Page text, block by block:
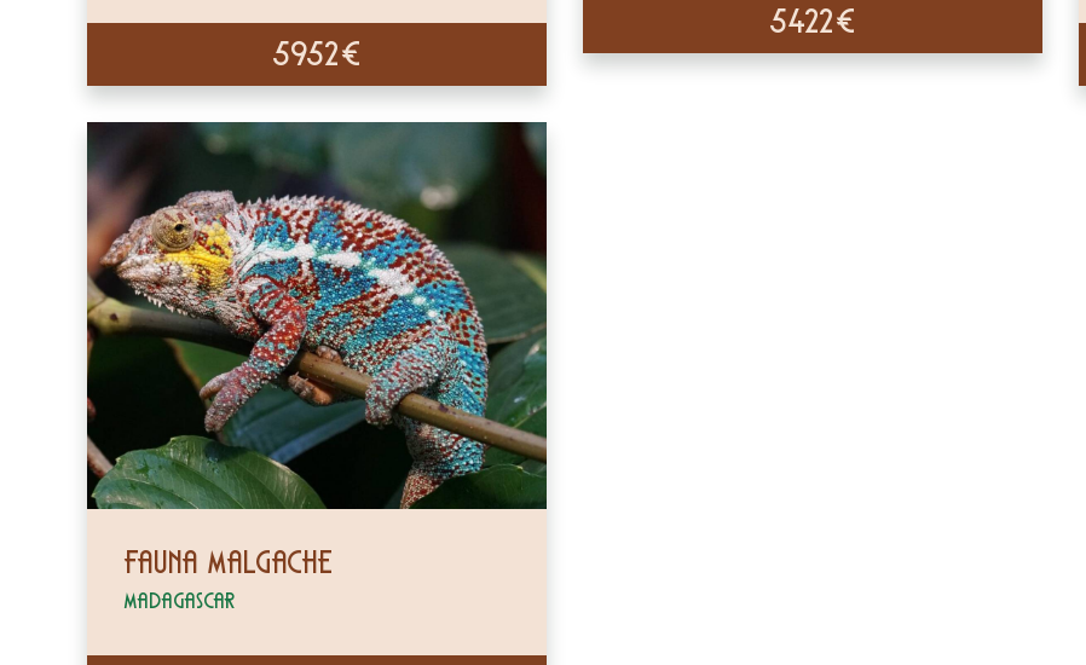
5952€
5422€
Fauna Malgache
Madagascar